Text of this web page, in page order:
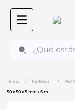
Perfilería
50 x 50 x 5 mm x 6 m